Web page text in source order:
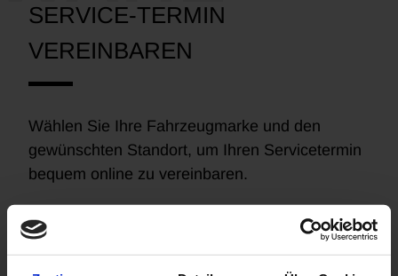
SERVICE-TERMIN
VEREINBAREN
Wählen Sie Ihre Fahrzeugmarke und den
gewünschten Standort, um Ihren Servicetermin
bequem online zu vereinbaren.
MARKE